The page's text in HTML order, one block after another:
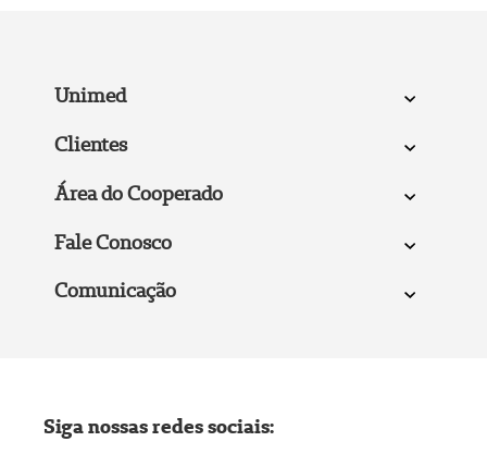
Unimed
Clientes
Área do Cooperado
Fale Conosco
Comunicação
Siga nossas redes sociais: